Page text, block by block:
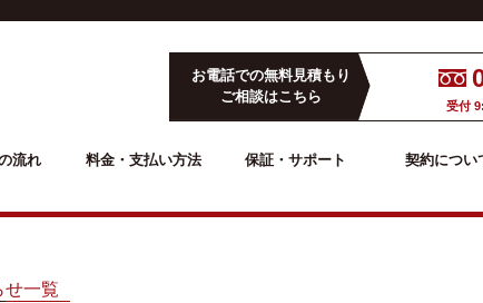
流れ 料金・支払い方法 保証・サポート 契約につい
お電話での無料見積もり
ご相談はこちら
受付
せ一覧